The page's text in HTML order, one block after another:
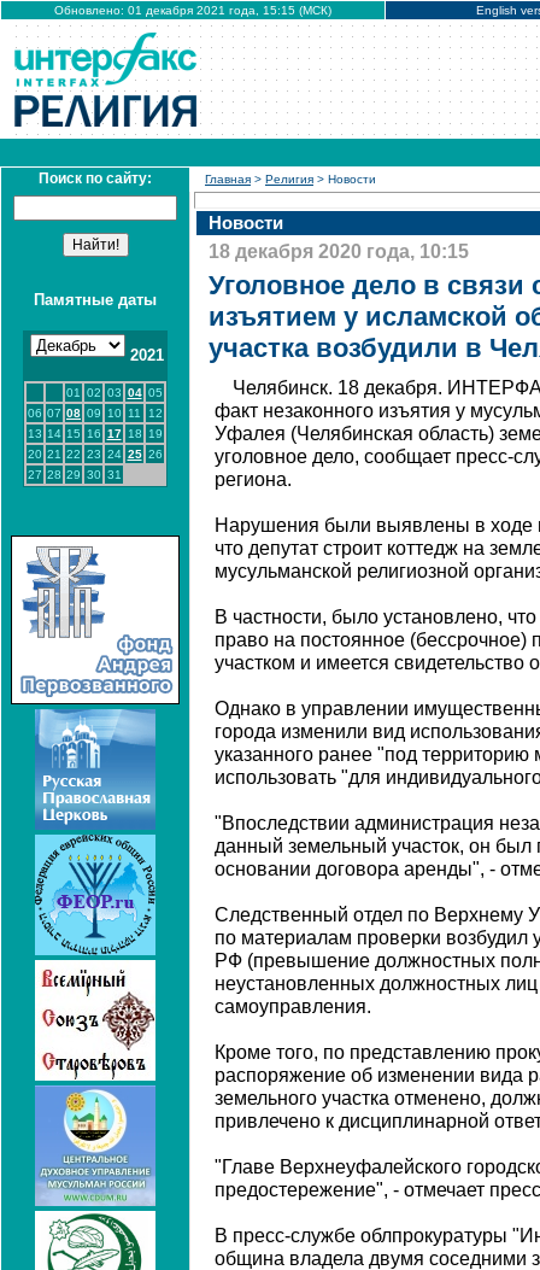
Обновлено: 01 декабря 2021 года, 15:15 (МСК) English
Поиск по сайту:
Памятные даты
2021
01 02 03 04 05
06 07 08 09 10 11
12
13 14 15 16 17 18
19
20 21 22 23 24 25 26
27 28 29 30 31
Главная > Религия > Новости
Новости
18 декабря 2020 года, 10:15
Уголовное дело в связи
изъятием у исламской
участка возбудили в
Челябинск. 18 декабря.
факт незаконного изъятия у
Уфалея (Челябинская область)
уголовное дело, сообщает пресс-
региона.
Нарушения были выявлены в ходе
что депутат строит коттедж на
мусульманской религиозной
В частности, было установлено,
право на постоянное (бессрочное)
участком и имеется свидетельство
Однако в управлении
города изменили вид
указанного ранее "под территорию
использовать "для
"Впоследствии администрация
данный земельный участок, он был
основании договора аренды", -
Следственный отдел по Верхнему
по материалам проверки возбудил
РФ (превышение должностных
неустановленных должностных лиц
самоуправления.
Кроме того, по представлению
распоряжение об изменении вида
земельного участка отменено,
привлечено к дисциплинарной
"Главе Верхнеуфалейского
предостережение", - отмечает
В пресс-службе облпрокуратуры
община владела двумя соседними